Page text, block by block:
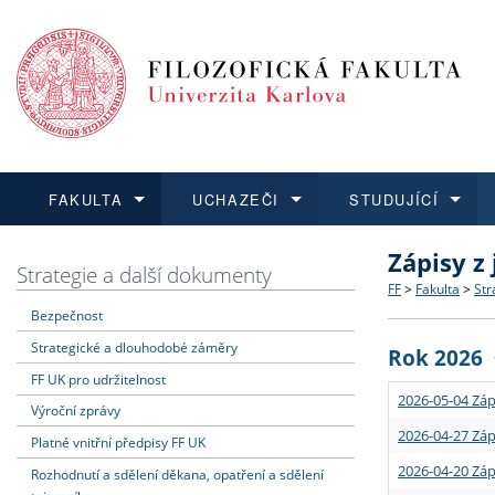
FAKULTA
Dozvědět se více
Struktura
Strategie
Podpora
UCHAZEČI
Podat přihlášku
Co
Učitelské
STUDUJÍCÍ
Dozvědět se více
Rigorózní
Dozvědět se více
O vědě a
Granty a
Dozvědět se více
Aktuální
Strategie a další dokumenty
Bezpečnost
Strategické a dlouhodobé záměry
FF UK pro udržitelnost
Výroční zprávy
Platné vnitřní předpisy FF UK
Rozhodnutí a sdělení děkana, opatření a sdělení
Zápisy
FF > Fakulta >
Rok 2026
2026-05-04
2026-04-27
2026-04-20